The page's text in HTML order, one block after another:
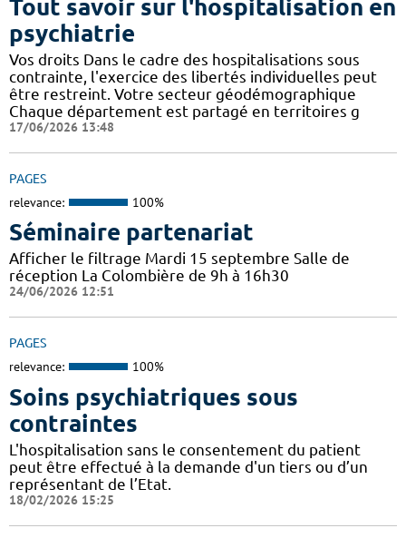
Tout savoir sur l'hospitalisation en
psychiatrie
Vos droits Dans le cadre des hospitalisations sous
contrainte, l'exercice des libertés individuelles peut
être restreint. Votre secteur géodémographique
Chaque département est partagé en territoires g
17/06/2026 13:48
PAGES
relevance: 100%
Séminaire partenariat
Afficher le filtrage Mardi 15 septembre Salle de
réception La Colombière de 9h à 16h30
24/06/2026 12:51
PAGES
relevance: 100%
Soins psychiatriques sous
contraintes
L'hospitalisation sans le consentement du patient
peut être effectué à la demande d'un tiers ou d’un
représentant de l’Etat.
18/02/2026 15:25